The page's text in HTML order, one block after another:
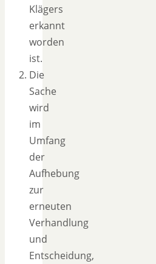
Klägers
erkannt
worden
ist.
Die
Sache
wird
im
Umfang
der
Aufhebung
zur
erneuten
Verhandlung
und
Entscheidung,